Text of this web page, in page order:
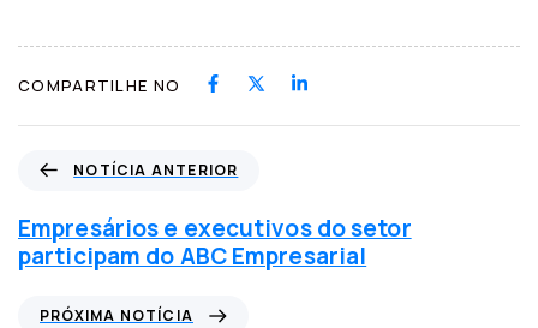
COMPARTILHE NO
t
í
c
NOTÍCIA ANTERIOR
Empresários e executivos do setor
participam do ABC Empresarial
PRÓXIMA NOTÍCIA